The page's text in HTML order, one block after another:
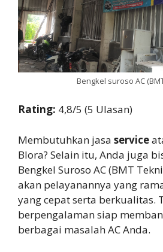
Bengkel suroso AC
Rating: 4,8/5 (5 Ulasan)
Membutuhkan jasa service
Blora? Selain itu, Anda juga
Bengkel Suroso AC (BMT
akan pelayanannya yang
yang cepat serta berkualitas.
berpengalaman siap
berbagai masalah AC Anda.